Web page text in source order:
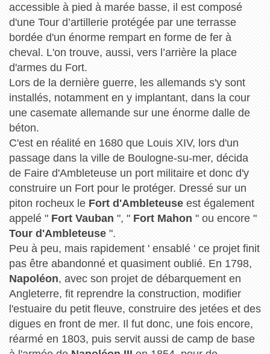
accessible à pied à marée basse, il est composé
d'une Tour d’artillerie protégée par une terrasse
bordée d'un énorme rempart en forme de fer à
cheval. L'on trouve, aussi, vers l’arrière la place
d'armes du Fort.
Lors de la dernière guerre, les allemands s'y sont
installés, notamment en y implantant, dans la cour
une casemate allemande sur une énorme dalle de
béton.
C'est en réalité en 1680 que Louis XIV, lors d'un
passage dans la ville de Boulogne-su-mer, décida
de Faire d'Ambleteuse un port militaire et donc d'y
construire un Fort pour le protéger. Dressé sur un
piton rocheux le Fort d'Ambleteuseest également
appelé " Fort Vauban ", " Fort Mahon " ou encore "
Tour d'Ambleteuse".
Peu à peu, mais rapidement ' ensablé ' ce projet finit
pas être abandonné et quasiment oublié. En 1798,
Napoléon, avec son projet de débarquement en
Angleterre, fit reprendre la construction, modifier
l'estuaire du petit fleuve, construire des jetées et des
digues en front de mer. Il fut donc, une fois encore,
réarmé en 1803, puis servit aussi de camp de base